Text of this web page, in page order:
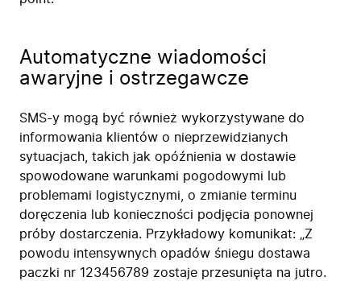
Automatyczne wiadomości
awaryjne i ostrzegawcze
SMS-y mogą być również wykorzystywane do
informowania klientów o nieprzewidzianych
sytuacjach, takich jak opóźnienia w dostawie
spowodowane warunkami pogodowymi lub
problemami logistycznymi, o zmianie terminu
doręczenia lub konieczności podjęcia ponownej
próby dostarczenia. Przykładowy komunikat: „Z
powodu intensywnych opadów śniegu dostawa
paczki nr 123456789 zostaje przesunięta na jutro.